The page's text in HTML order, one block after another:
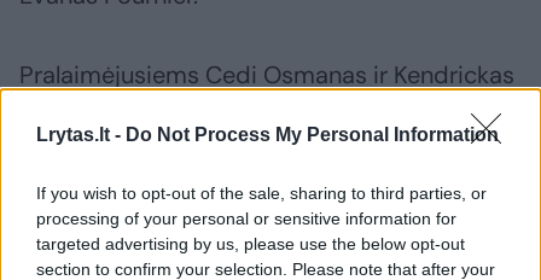
Lrytas.lt - Do Not Process My Personal Information
If you wish to opt-out of the sale, sharing to third parties, or
processing of your personal or sensitive information for
targeted advertising by us, please use the below opt-out
section to confirm your selection. Please note that after your
Pralaimėjusiems Cedi Osmanas ir Kendrickas
Kostas Sloukas.
Susiję straipsniai